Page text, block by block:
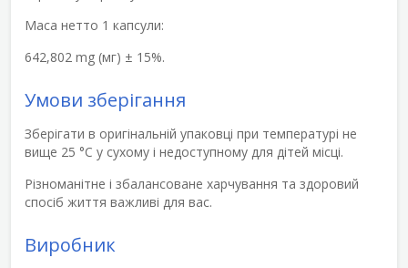
Маса нетто 1 капсули:
642,802 mg (мг) ± 15%.
Умови зберігання
Зберігати в оригінальній упаковці при температурі не
вище 25 °С у сухому і недоступному для дітей місці.
Різноманітне і збалансоване харчування та здоровий
спосіб життя важливі для вас.
Виробник